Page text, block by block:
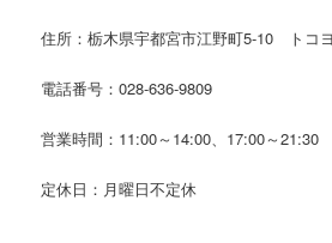
住所：栃木県宇都宮市江野町5-10 トコ
電話番号：028-636-9809
営業時間：11:00～14:00、17:00～21:30
定休日：月曜日不定休